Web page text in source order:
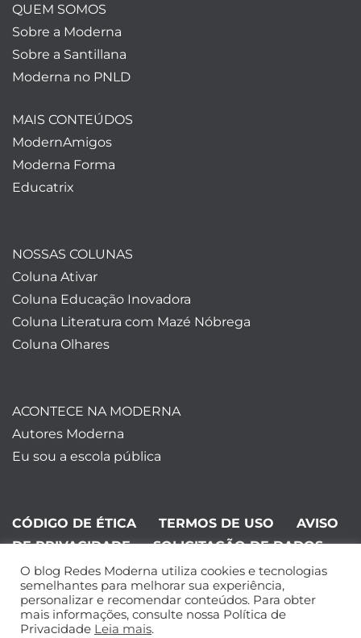
QUEM SOMOS
Sobre a Moderna
Sobre a Santillana
Moderna no PNLD
MAIS CONTEÚDOS
ModernAmigos
Moderna Forma
Educatrix
NOSSAS COLUNAS
Coluna Ativar
Coluna Educação Inovadora
Coluna Literatura com Mazé Nóbrega
Coluna Olhares
ACONTECE NA MODERNA
Autores Moderna
Eu sou a escola pública
CÓDIGO DE ÉTICA TERMOS DE USO
AVISO
DE PRIVACIDADE
SOLICITAÇÃO DE DADOS
©Editora Moderna 2024. Todos os
direitos reservados.
O blog Redes Moderna utiliza cookies e tecnologias
semelhantes para melhorar sua experiência,
personalizar e recomendar conteúdos. Para obter
mais informações, consulte nossa Política de
Privacidade Leia mais.